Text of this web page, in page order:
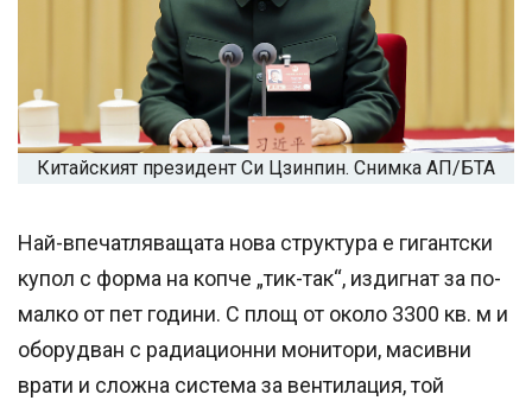
Китайският президент Си Цзинпин. Снимка АП/БТА
Най-впечатляващата нова структура е гигантски
купол с форма на копче „тик-так“, издигнат за по-
малко от пет години. С площ от около 3300 кв. м и
оборудван с радиационни монитори, масивни
врати и сложна система за вентилация, той